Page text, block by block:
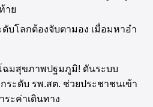
าย
บโลกต้องจับตามอง เมื่อมหาอำ
ฉมสุขภาพปฐมภูมิ! ดันระบบ
กระดับ รพ.สต. ช่วยประชาชนเข้า
ระค่าเดินทาง